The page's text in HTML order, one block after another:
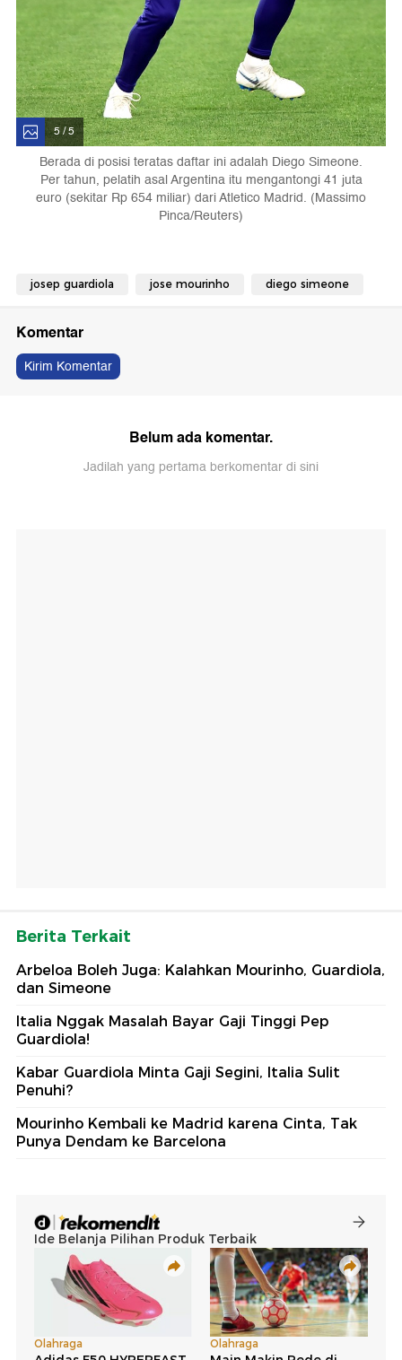
5 / 5
Berada di posisi teratas daftar ini adalah Diego Simeone.
Per tahun, pelatih asal Argentina itu mengantongi 41 juta
euro (sekitar Rp 654 miliar) dari Atletico Madrid. (Massimo
Pinca/Reuters)
josep guardiola jose mourinho diego simeone
Komentar
Kirim Komentar
Belum ada komentar.
Jadilah yang pertama berkomentar di sini
Berita Terkait
Arbeloa Boleh Juga: Kalahkan Mourinho, Guardiola,
dan Simeone
Italia Nggak Masalah Bayar Gaji Tinggi Pep
Guardiola!
Kabar Guardiola Minta Gaji Segini, Italia Sulit
Penuhi?
Mourinho Kembali ke Madrid karena Cinta, Tak
Punya Dendam ke Barcelona